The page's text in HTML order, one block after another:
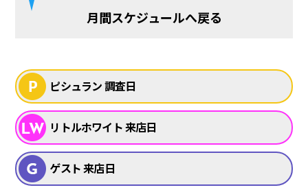
月間スケジュールへ戻る
ピシュラン 調査日
リトルホワイト 来店日
ゲスト 来店日